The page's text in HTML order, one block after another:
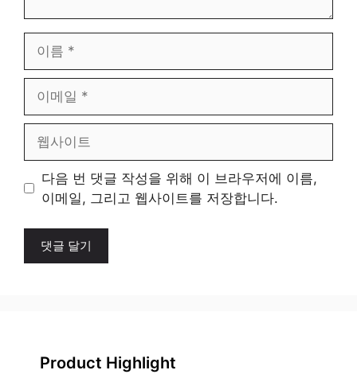
일
트
다음 번 댓글 작성을 위해 이 브라우저에 이름,
이메일, 그리고 웹사이트를 저장합니다.
Product Highlight